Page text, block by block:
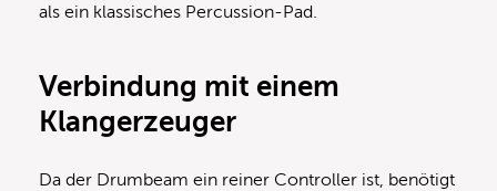
als ein klassisches Percussion-Pad.
Verbindung mit einem
Klangerzeuger
Da der Drumbeam ein reiner Controller ist, benötigt